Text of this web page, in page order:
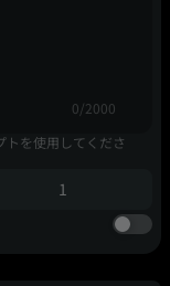
0/2000
トを使用してくださ
1